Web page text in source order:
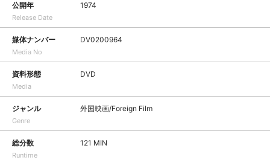
公開年
Release Date
1974
媒体ナンバー
Media No
DV0200964
資料形態
Media
DVD
ジャンル
Genre
外国映画/Foreign Film
総分数
Runtime
121 MIN